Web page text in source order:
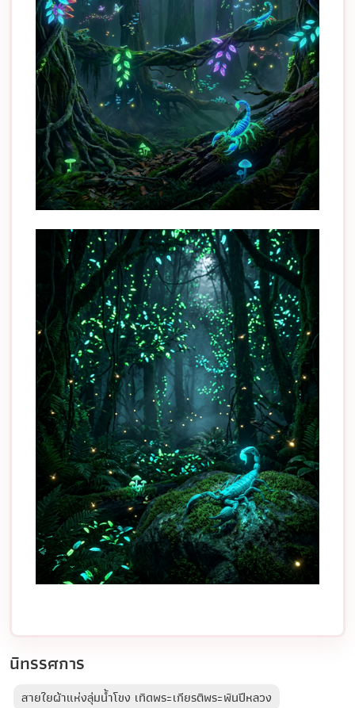
นิทรรศการ
สายใยผ้าแห่งลุ่มน้ำโขง เทิดพระเกียรติพระพันปีหลวง